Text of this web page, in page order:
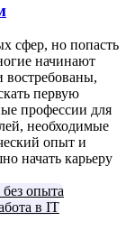
сфер, но попасть
начинают
востребованы,
первую
профессии для
необходимые
опыт и
начать карьеру
без опыта
в IT